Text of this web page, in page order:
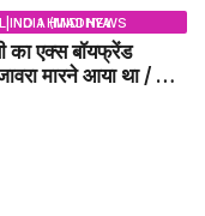
का एक्स बॉयफ्रेंड
मारने आया था / MP